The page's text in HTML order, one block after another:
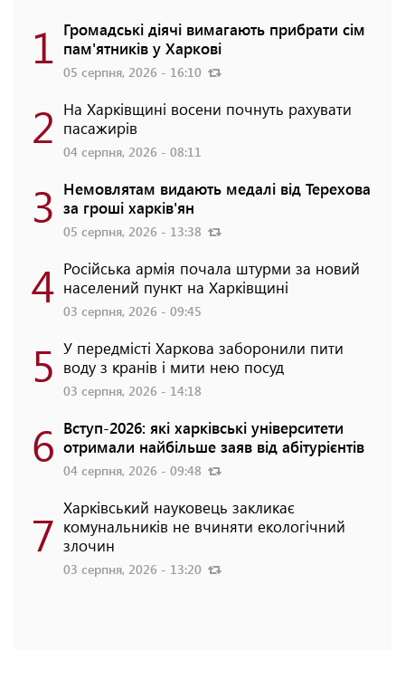
1 Громадські діячі вимагають прибрати сім
пам'ятників у Харкові
05 серпня, 2026 - 16:10
2 На Харківщині восени почнуть рахувати
пасажирів
04 серпня, 2026 - 08:11
3 Немовлятам видають медалі від Терехова
за гроші харків'ян
05 серпня, 2026 - 13:38
4 Російська армія почала штурми за новий
населений пункт на Харківщині
03 серпня, 2026 - 09:45
5 У передмісті Харкова заборонили пити
воду з кранів і мити нею посуд
03 серпня, 2026 - 14:18
6 Вступ-2026: які харківські університети
отримали найбільше заяв від абітурієнтів
04 серпня, 2026 - 09:48
7 Харківський науковець закликає
комунальників не вчиняти екологічний
злочин
03 серпня, 2026 - 13:20